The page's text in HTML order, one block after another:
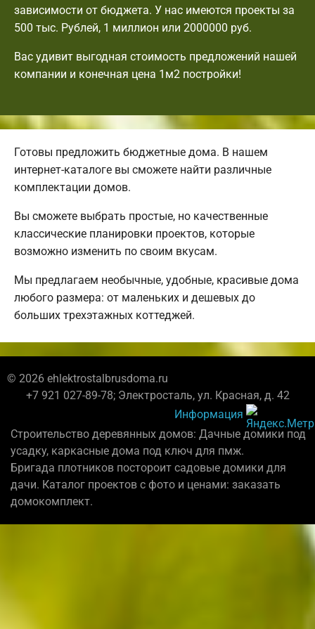
зависимости от бюджета. У нас имеются проекты за
500 тыс. Рублей, 1 миллион или 2000000 руб.
Вас удивит выгодная стоимость предложений нашей
компании и конечная цена 1м2 постройки!
Готовы предложить бюджетные дома. В нашем
интернет-каталоге вы сможете найти различные
комплектации домов.
Вы сможете выбрать простые, но качественные
классические планировки проектов, которые
возможно изменить по своим вкусам.
Мы предлагаем необычные, удобные, красивые дома
любого размера: от маленьких и дешевых до
больших трехэтажных коттеджей.
© 2026 ehlektrostalbrusdoma.ru
+7 921 027-89-78; Электросталь, ул. Красная, д. 42
Информация
Строительство деревянных домов: Дачные домики под
усадку, каркасные дома под ключ для пмж.
Бригада плотников постороит садовые домики для
дачи. Каталог проектов с фото и ценами: заказать
домокомплект.